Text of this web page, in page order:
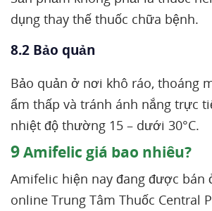
dụng thay thế thuốc chữa bệnh.
8.2 Bảo quản
Bảo quản ở nơi khô ráo, thoáng
ẩm thấp và tránh ánh nắng trực
nhiệt độ thường 15 – dưới 30°C.
9Amifelic giá bao nhiêu?
Amifelic hiện nay đang được bán
online Trung Tâm Thuốc Central